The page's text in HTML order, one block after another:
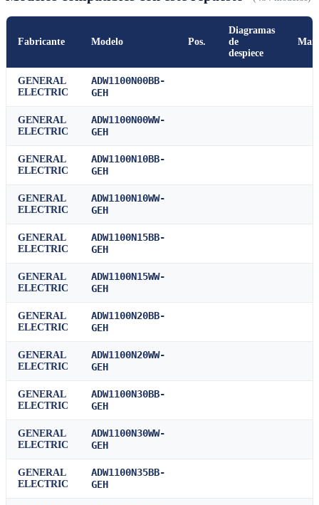
Fabricante Modelo Pos.
Diagramas
de
despiece
GENERAL
ELECTRIC
ADW1100N00BB-
GEH
GENERAL
ELECTRIC
ADW1100N00WW-
GEH
GENERAL
ELECTRIC
ADW1100N10BB-
GEH
GENERAL
ELECTRIC
ADW1100N10WW-
GEH
GENERAL
ELECTRIC
ADW1100N15BB-
GEH
GENERAL
ELECTRIC
ADW1100N15WW-
GEH
GENERAL
ELECTRIC
ADW1100N20BB-
GEH
GENERAL
ELECTRIC
ADW1100N20WW-
GEH
GENERAL
ELECTRIC
ADW1100N30BB-
GEH
GENERAL
ELECTRIC
ADW1100N30WW-
GEH
GENERAL
ELECTRIC
ADW1100N35BB-
GEH